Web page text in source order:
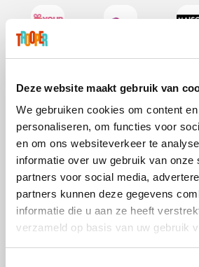
Deze website maakt gebruik van
We gebruiken cookies om content
personaliseren, om functies voor
en om ons websiteverkeer te
informatie over uw gebruik van onze
partners voor social media,
partners kunnen deze gegevens
informatie die u aan ze heeft
verzameld op basis van uw gebruik
Weekendesk Sarenza